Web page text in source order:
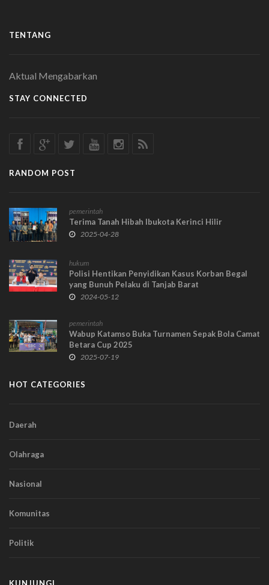
TENTANG
Aktual Mengabarkan
STAY CONNECTED
RANDOM POST
pemerintah
Terima Tanah Hibah Ibukota Kerinci Hilir
2025-04-28
hukum
Polisi Hentikan Penyidikan Kasus Korban Begal
yang Bunuh Pelaku di Tanjab Barat
2024-05-12
pemerintah
Wabup Katamso Buka Turnamen Sepak Bola Camat
Betara Cup 2025
2025-07-19
HOT CATEGORIES
Daerah
Olahraga
Nasional
Komunitas
Politik